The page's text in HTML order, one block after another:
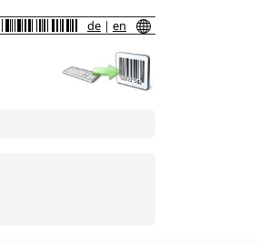
de | en